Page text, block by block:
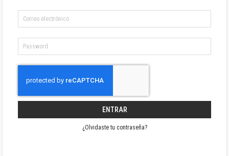
ENTRAR
¿Olvidaste tu contraseña?